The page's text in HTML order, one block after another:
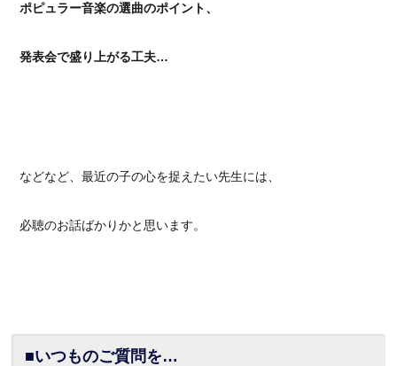
ポピュラー音楽の選曲のポイント、
発表会で盛り上がる工夫…
などなど、最近の子の心を捉えたい先生には、
必聴のお話ばかりかと思います。
■いつものご質問を…